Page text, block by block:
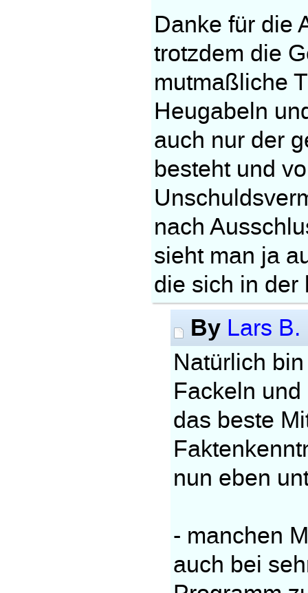
Danke für die
trotzdem die
mutmaßliche
Heugabeln
auch nur der
besteht und
nach
sieht man ja
die sich in der
By Lars B.
Natürlich
Fackeln
das beste
nun eben
- manchen
auch bei